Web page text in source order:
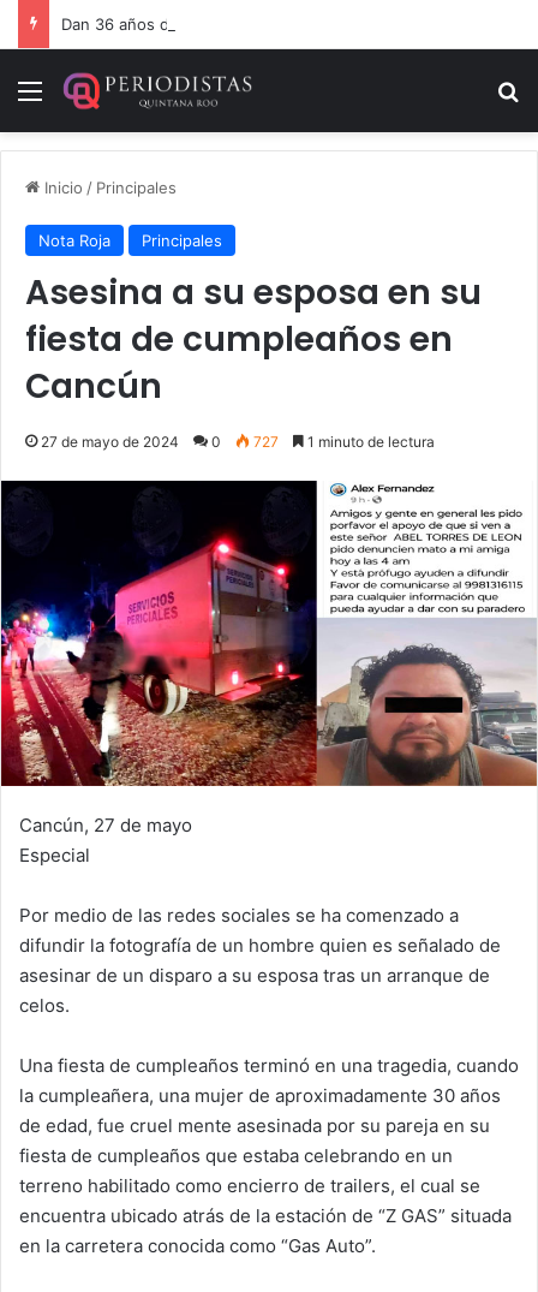
Menú
Inicio / Principales
Nota Roja Principales
Asesina a su esposa en su
fiesta de cumpleaños en
Cancún
27 de mayo de 2024 0 727 1 minuto de lectura
Cancún, 27 de mayo
Especial
Por medio de las redes sociales se ha comenzado a
difundir la fotografía de un hombre quien es señalado de
asesinar de un disparo a su esposa tras un arranque de
celos.
Una fiesta de cumpleaños terminó en una tragedia, cuando
la cumpleañera, una mujer de aproximadamente 30 años
de edad, fue cruel mente asesinada por su pareja en su
fiesta de cumpleaños que estaba celebrando en un
terreno habilitado como encierro de trailers, el cual se
encuentra ubicado atrás de la estación de “Z GAS” situada
en la carretera conocida como “Gas Auto”.